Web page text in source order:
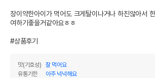
장이약한아이가 먹어도 크게탈이나거나 하진않아서
여하기좋을거같아요ㅎㅎ
#상품후기
맛(기호성)
잘 먹어요
유통기한
아주 넉넉해요